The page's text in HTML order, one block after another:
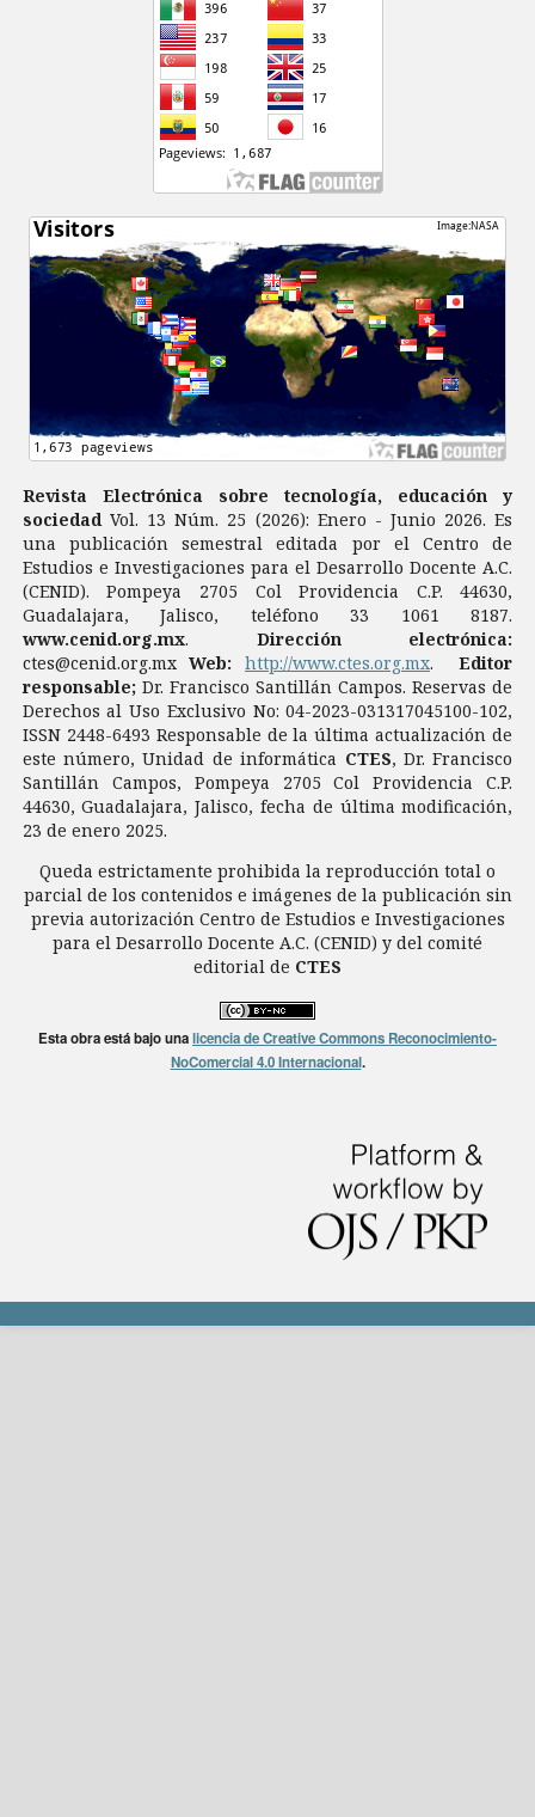
Revista Electrónica sobre tecnología, educación y
sociedad Vol. 13 Núm. 25 (2026): Enero - Junio 2026. Es
una publicación semestral editada por el Centro de
Estudios e Investigaciones para el Desarrollo Docente A.C.
(CENID). Pompeya 2705 Col Providencia C.P. 44630,
Guadalajara, Jalisco, teléfono 33 1061 8187.
www.cenid.org.mx. Dirección electrónica:
ctes@cenid.org.mxWeb: http://www.ctes.org.mx. Editor
responsable; Dr. Francisco Santillán Campos. Reservas de
Derechos al Uso Exclusivo No: 04-2023-031317045100-102,
ISSN 2448-6493 Responsable de la última actualización de
este número, Unidad de informática CTES, Dr. Francisco
Santillán Campos, Pompeya 2705 Col Providencia C.P.
44630, Guadalajara, Jalisco, fecha de última modificación,
23 de enero 2025.
Queda estrictamente prohibida la reproducción total o
parcial de los contenidos e imágenes de la publicación sin
previa autorización Centro de Estudios e Investigaciones
para el Desarrollo Docente A.C. (CENID) y del comité
editorial de CTES
Esta obra está bajo unalicencia de Creative Commons Reconocimiento-
NoComercial 4.0 Internacional.